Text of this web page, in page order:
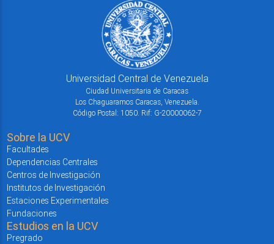
Universidad Central de Venezuela
Ciudad Universitaria de Caracas
Los Chaguaramos Caracas, Venezuela.
Código Postal: 1050. Rif: G-20000062-7
Sobre la UCV
Facultades
Dependencias Centrales
Centros de Investigación
Institutos de Investigación
Estaciones Experimentales
Fundaciones
Estudios en la UCV
Pregrado